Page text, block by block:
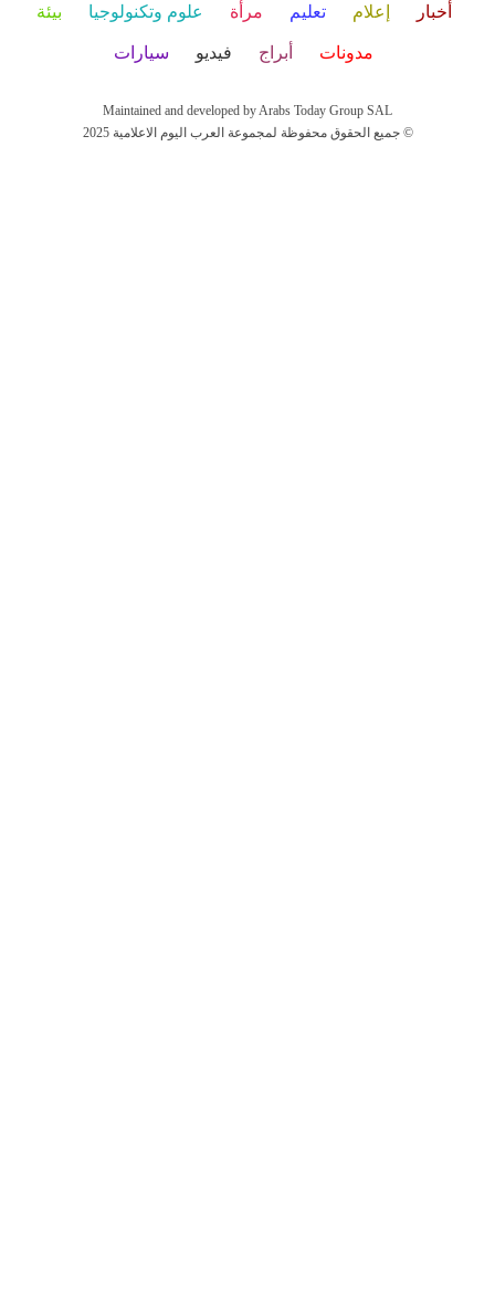
أخبار إعلام تعليم مرأة علوم وتكنولوجيا بيئة
مدونات أبراج فيديو سيارات
Maintained and developed by Arabs Today Group SAL
جميع الحقوق محفوظة لمجموعة العرب اليوم الاعلامية 2025 ©